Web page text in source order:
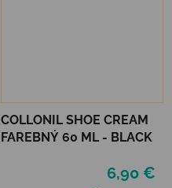
COLLONIL SHOE CREAM
FAREBNÝ 60 ML - BLACK
6,90 €